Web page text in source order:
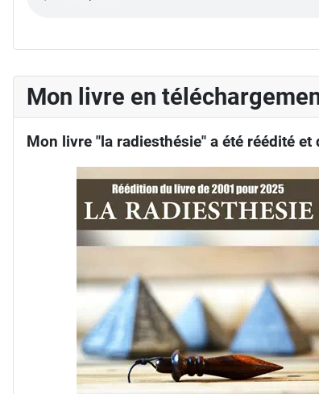
Mon livre en
Mon livre "la radiesthésie" a été réédité